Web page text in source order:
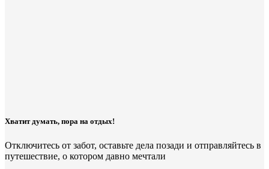
Хватит думать, пора на отдых!
Отключитесь от забот, оставьте дела позади и отправляйтесь в
путешествие, о котором давно мечтали